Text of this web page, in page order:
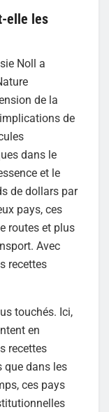
elle les
Noll a
de la
de
dans le
et le
de dollars par
pays, ces
routes et plus
Avec
recettes
touchés. Ici,
en
recettes
que dans les
ces pays